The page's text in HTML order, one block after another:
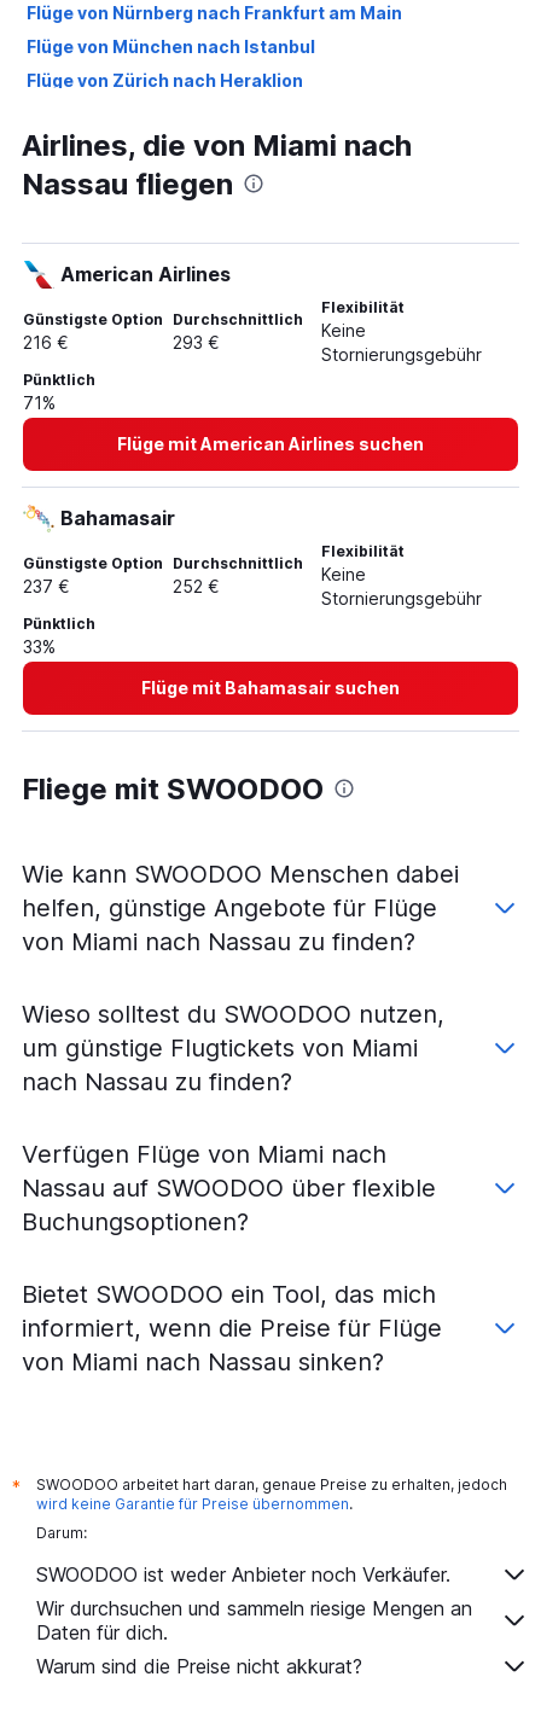
Flüge von Nürnberg nach Frankfurt am Main
Flüge von München nach Istanbul
Flüge von Zürich nach Heraklion
Flughafen
Flüge nach Frankfurt am Main
Flüge nach Rom
Flüge nach Istanbul
Flüge nach Lissabon
Flüge nach Barcelona
Flüge nach Thessaloniki
Flüge nach Athen
Flüge nach Hamburg
Flüge nach Paris
Flüge nach Berlin
Flüge nach Antalya
Airlines, die von Miami nach
Nassau fliegen
American Airlines
Günstigste Option
216 €
Durchschnittlich
293 €
Flexibilität
Keine
Stornierungsgebühr
Pünktlich
71%
Flüge mit American Airlines suchen
Bahamasair
Günstigste Option
237 €
Durchschnittlich
252 €
Flexibilität
Keine
Stornierungsgebühr
Pünktlich
33%
Flüge mit Bahamasair suchen
Fliege mit SWOODOO
Wie kann SWOODOO Menschen dabei
helfen, günstige Angebote für Flüge
von Miami nach Nassau zu finden?
Wieso solltest du SWOODOO nutzen,
um günstige Flugtickets von Miami
nach Nassau zu finden?
Verfügen Flüge von Miami nach
Nassau auf SWOODOO über flexible
Buchungsoptionen?
Bietet SWOODOO ein Tool, das mich
informiert, wenn die Preise für Flüge
von Miami nach Nassau sinken?
*
SWOODOO arbeitet hart daran, genaue Preise zu erhalten, jedoch
wird keine Garantie für Preise übernommen.
Darum:
SWOODOO ist weder Anbieter noch Verkäufer.
Wir durchsuchen und sammeln riesige Mengen an
Daten für dich.
Warum sind die Preise nicht akkurat?